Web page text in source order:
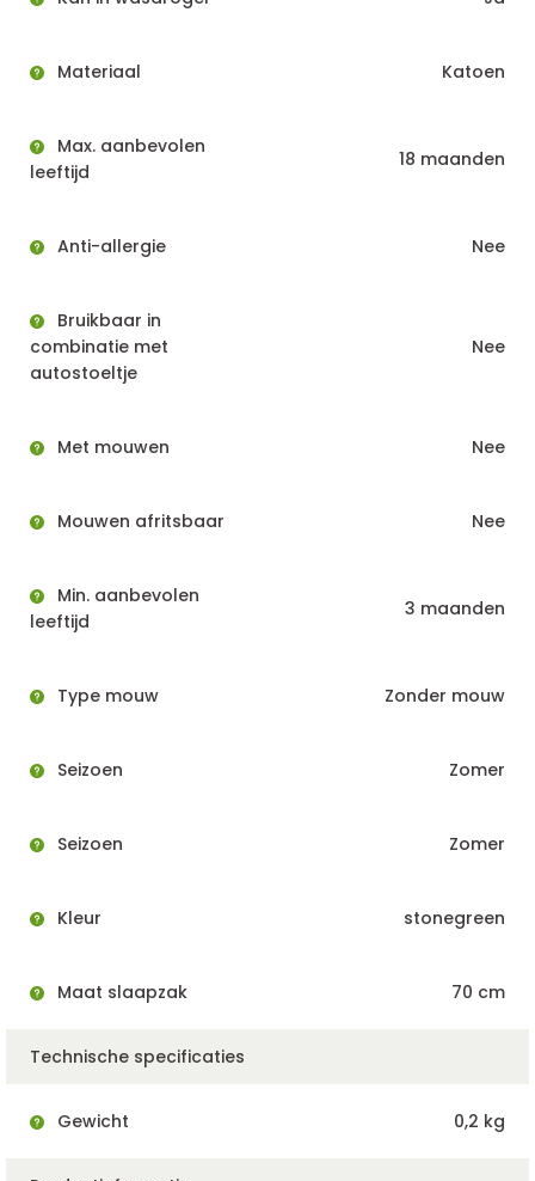
Materiaal Katoen
Max. aanbevolen
leeftijd
18 maanden
Anti-allergie Nee
Bruikbaar in
combinatie met
autostoeltje
Nee
Met mouwen Nee
Mouwen afritsbaar Nee
Min. aanbevolen
leeftijd
3 maanden
Type mouw Zonder mouw
Seizoen Zomer
Seizoen Zomer
Kleur stonegreen
Maat slaapzak 70 cm
Technische specificaties
Gewicht 0,2 kg